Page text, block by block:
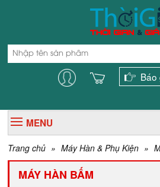
Báo
MENU
Trang chủ » Máy Hàn & Phụ Kiện »
MÁY HÀN BẤM